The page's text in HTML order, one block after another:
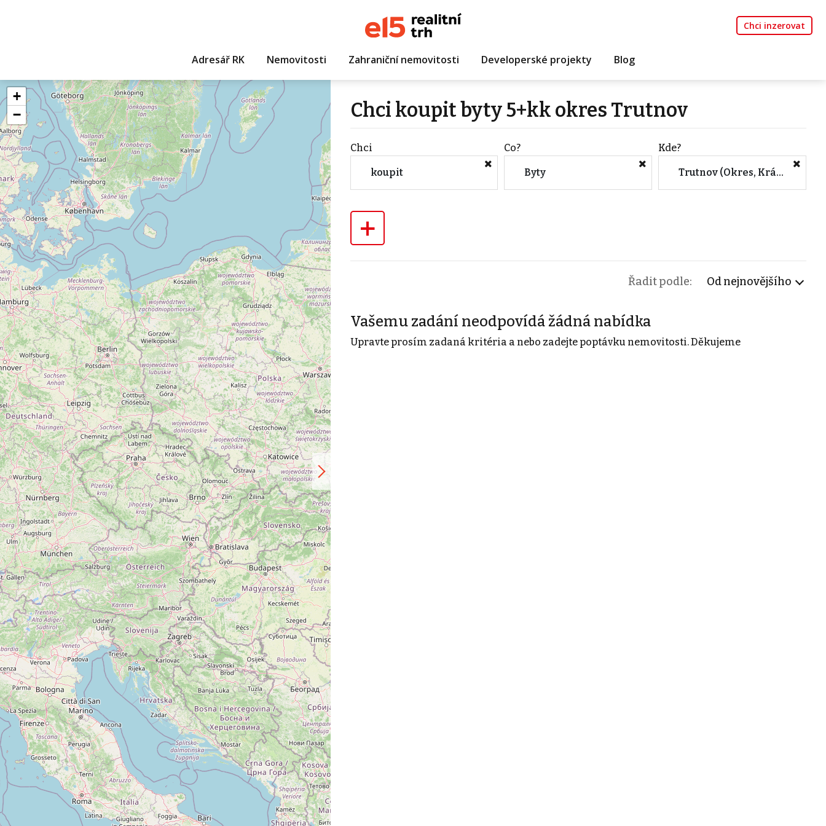
Chci inzerovat
Adresář RK Nemovitosti Zahraniční nemovitosti Developerské projekty Blog
+
−
Chci koupit byty 5+kk okres Trutnov
Chci
koupit
Co?
Byty
Kde?
Trutnov (Okres, Královéhradecký kraj)
+
Řadit podle: Od nejnovějšího
Vašemu zadání neodpovídá žádná nabídka
Upravte prosím zadaná kritéria a nebo zadejte poptávku nemovitosti. Děkujeme